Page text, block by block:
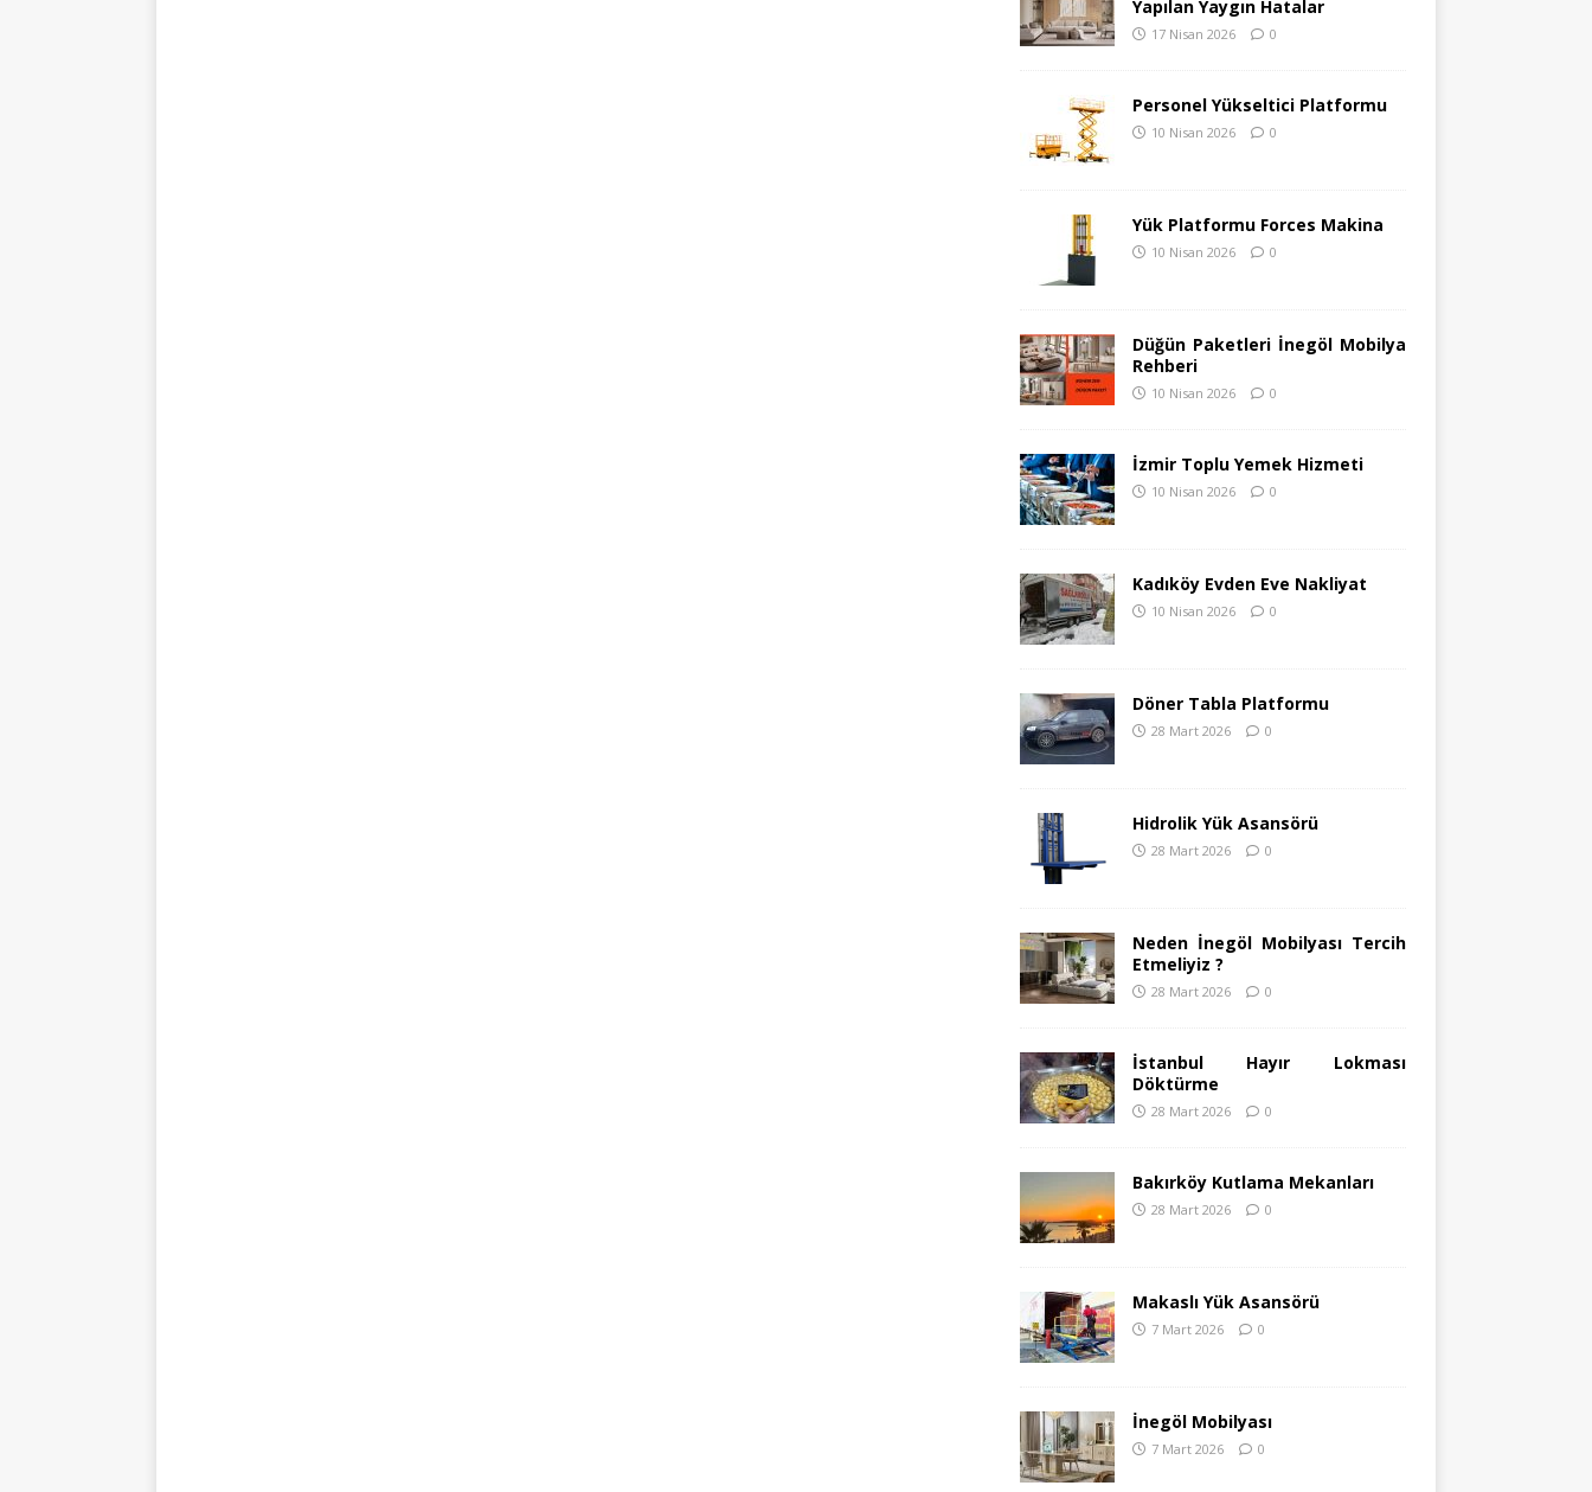
Yapılan Yaygın Hatalar
17 Nisan 2026 0
Personel Yükseltici Platformu
10 Nisan 2026 0
Yük Platformu Forces Makina
10 Nisan 2026 0
Düğün Paketleri İnegöl Mobilya
Rehberi
10 Nisan 2026 0
İzmir Toplu Yemek Hizmeti
10 Nisan 2026 0
Kadıköy Evden Eve Nakliyat
10 Nisan 2026 0
Döner Tabla Platformu
28 Mart 2026 0
Hidrolik Yük Asansörü
28 Mart 2026 0
Neden İnegöl Mobilyası Tercih
Etmeliyiz ?
28 Mart 2026 0
İstanbul Hayır Lokması
Döktürme
28 Mart 2026 0
Bakırköy Kutlama Mekanları
28 Mart 2026 0
Makaslı Yük Asansörü
7 Mart 2026 0
İnegöl Mobilyası
7 Mart 2026 0